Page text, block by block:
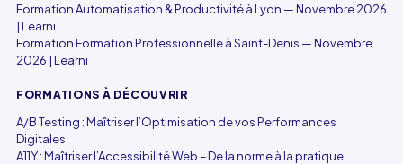
Formation Automatisation & Productivité à Lyon — Novembre 2026
| Learni
Formation Formation Professionnelle à Saint-Denis — Novembre
2026 | Learni
FORMATIONS À DÉCOUVRIR
A/B Testing : Maîtriser l’Optimisation de vos Performances
Digitales
A11Y : Maîtriser l’Accessibilité Web – De la norme à la pratique